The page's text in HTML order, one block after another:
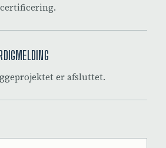
er afsluttet.